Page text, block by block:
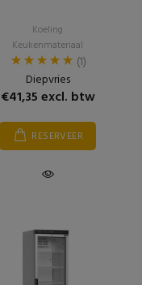
Koeling
Keukenmateriaal
(1)
Diepvries
€41,35 excl. btw
RESERVEER